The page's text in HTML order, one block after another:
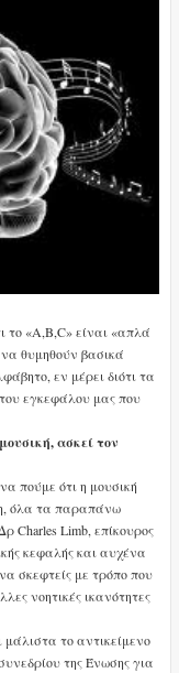
το «A,B,C» είναι «απλά
θυμηθούν βασικά
εν μέρει διότι τα
εγκεφάλου μας που
ασκεί τον
πούμε ότι η μουσική
όλα τα παραπάνω
Charles Limb, επίκουρος
κεφαλής και αυχένα
σκεφτείς με τρόπο που
νοητικές ικανότητες
το αντικείμενο
της Ένωσης για